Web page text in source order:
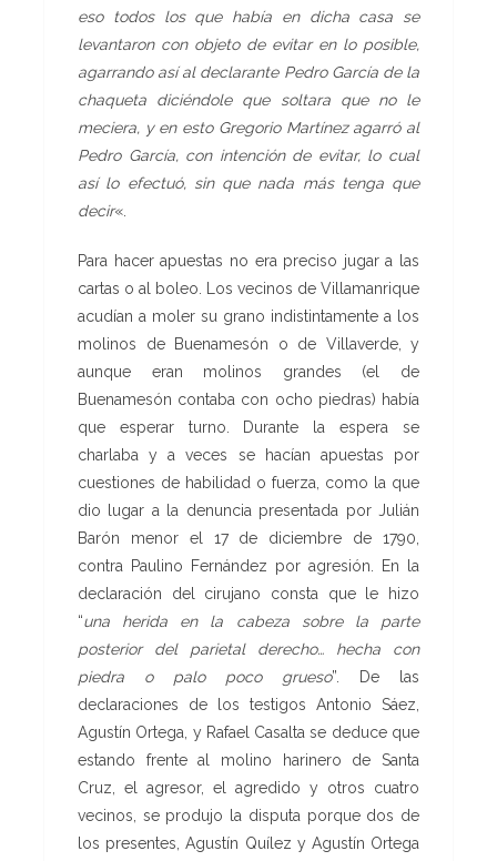
eso todos los que había en dicha casa se
levantaron con objeto de evitar en lo posible,
agarrando así al declarante Pedro García de la
chaqueta diciéndole que soltara que no le
meciera, y en esto Gregorio Martínez agarró al
Pedro García, con intención de evitar, lo cual
así lo efectuó, sin que nada más tenga que
decir«.
Para hacer apuestas no era preciso jugar a las
cartas o al boleo. Los vecinos de Villamanrique
acudían a moler su grano indistintamente a los
molinos de Buenamesón o de Villaverde, y
aunque eran molinos grandes (el de
Buenamesón contaba con ocho piedras) había
que esperar turno. Durante la espera se
charlaba y a veces se hacían apuestas por
cuestiones de habilidad o fuerza, como la que
dio lugar a la denuncia presentada por Julián
Barón menor el 17 de diciembre de 1790,
contra Paulino Fernández por agresión. En la
declaración del cirujano consta que le hizo
“una herida en la cabeza sobre la parte
posterior del parietal derecho… hecha con
piedra o palo poco grueso”. De las
declaraciones de los testigos Antonio Sáez,
Agustín Ortega, y Rafael Casalta se deduce que
estando frente al molino harinero de Santa
Cruz, el agresor, el agredido y otros cuatro
vecinos, se produjo la disputa porque dos de
los presentes, Agustín Quílez y Agustín Ortega